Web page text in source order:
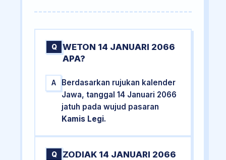
Q
WETON 14 JANUARI 2066
APA?
A
Berdasarkan rujukan kalender
Jawa, tanggal 14 Januari 2066
jatuh pada wujud pasaran
Kamis Legi.
Q
ZODIAK 14 JANUARI 2066